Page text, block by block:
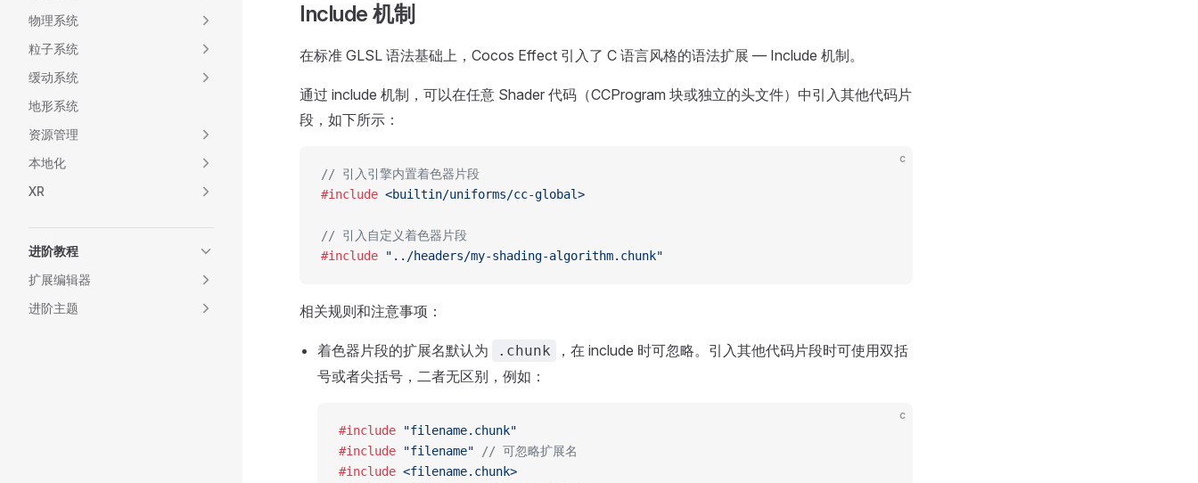
物理系统
粒子系统
缓动系统
地形系统
资源管理
本地化
XR
进阶教程
扩展编辑器
进阶主题
Include 机制
在标准 GLSL 语法基础上，Cocos Effect 引入了 C 语言风格的语法扩展 — Include 机制。
通过 include 机制，可以在任意 Shader 代码（CCProgram 块或独立的头文件）中引入其他代码片
段，如下所示：
c
// 引入引擎内置着色器片段
#include <builtin/uniforms/cc-global>
// 引入自定义着色器片段
#include "../headers/my-shading-algorithm.chunk"
相关规则和注意事项：
着色器片段的扩展名默认为 .chunk
，在 include 时可忽略。引入其他代码片段时可使用双括
号或者尖括号，二者无区别，例如：
c
#include "filename.chunk"
#include "filename" // 可忽略扩展名
#include <filename.chunk>